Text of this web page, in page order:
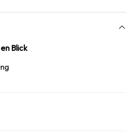
eine einfache
Der Hosenhalter ist
dem Isys Aluminiumrahmen
anpassen, um den
einer idealen Ergänzung für
Aufbewahrungssystem.
Blick